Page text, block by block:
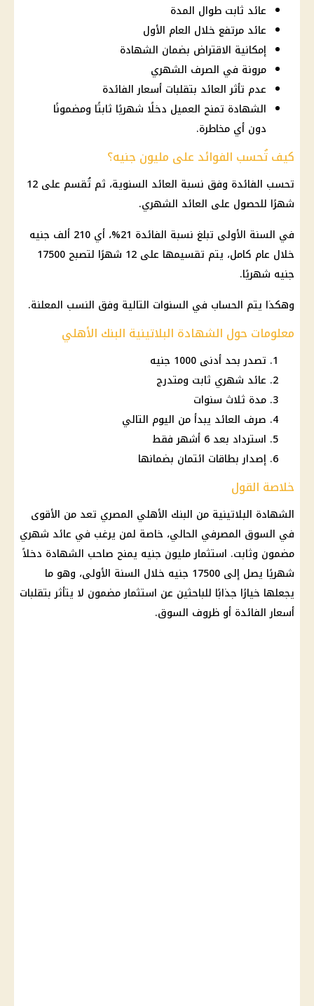
عائد ثابت طوال المدة
عائد مرتفع خلال العام الأول
إمكانية الاقتراض بضمان الشهادة
مرونة في الصرف الشهري
عدم تأثر العائد بتقلبات أسعار الفائدة
الشهادة تمنح العميل دخلًا شهريًا ثابتًا ومضمونًا
دون أي مخاطرة.
كيف تُحسب الفوائد على مليون جنيه؟
تحسب الفائدة
وفق نسبة العائد السنوية، ثم تُقسم على 12
شهرًا للحصول على العائد الشهري.
في السنة الأولى تبلغ نسبة الفائدة
21%، أي 210 ألف جنيه
خلال عام كامل، يتم تقسيمها على 12 شهرًا لتصبح 17500
جنيه شهريًا.
وهكذا يتم الحساب في السنوات التالية وفق النسب المعلنة.
معلومات حول الشهادة البلاتينية البنك الأهلي
تصدر بحد أدنى 1000 جنيه
عائد شهري ثابت ومتدرج
مدة ثلاث سنوات
صرف العائد يبدأ من اليوم التالي
استرداد بعد 6 أشهر فقط
إصدار بطاقات ائتمان بضمانها
خلاصة القول
الشهادة البلاتينية من البنك الأهلي المصري تعد من الأقوى
في السوق المصرفي الحالي، خاصة لمن يرغب في عائد شهري
مضمون وثابت. استثمارمليون جنيه يمنح صاحب الشهادة دخلاً
شهريًا يصل إلى 17500 جنيه خلال السنة الأولى، وهو ما
يجعلها خيارًا جذابًا للباحثين عن استثمارمضمون لا يتأثر بتقلبات
أسعار الفائدة أو ظروف السوق.